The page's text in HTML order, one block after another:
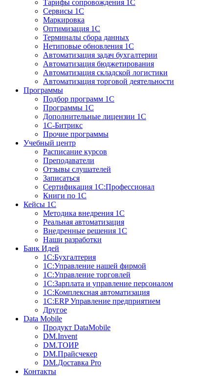
Тарифы сопровождения 1С
Сервисы 1С
Маркировка
Оптимизация 1С
Терминалы сбора данных
Нетиповые обновления 1С
Автоматизация задач бухгалтерии
Автоматизация бюджетирования
Автоматизация складской логистики
Автоматизация торговой деятельности
Программы
Подбор программ 1С
Программы 1С
Дополнительные лицензии 1С
1С-Битрикс
Прочие программы
Учебный центр
Расписание курсов
Преподаватели
Отзывы слушателей
Записаться
Сертификация 1С:Профессионал
Книги по 1С
Кейсы 1С
Методика внедрения 1С
Реальная автоматизация
Внедренные решения 1С
Наши разработки
Банк Идей
1С:Бухгалтерия
1С:Управление нашей фирмой
1С:Управление торговлей
1С:Зарплата и управление персоналом
1С:Комплексная автоматизация
1С:ERP Управление предприятием
Другое
Data Mobile
Продукт DataMobile
DM.Invent
DM.ТОИР
DM.Прайсчекер
DM.Доставка Pro
Контакты